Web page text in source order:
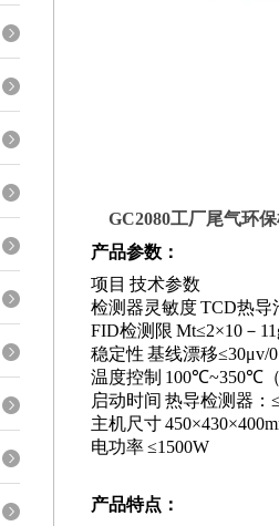
GC2080工厂尾气环
产品参数 ：
项目 技术参数
检测器灵敏度TCD热导
FID检测限 Mt≤2×10 －
稳定性 基线漂移≤30μv/
温度控制 100℃~350℃
启动时间 热导检测器：
主机尺寸450×430×
电功率≤1500W
产品特点 ：